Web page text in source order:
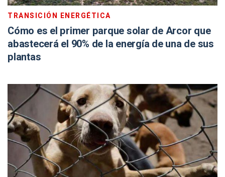
TRANSICIÓN ENERGÉTICA
Cómo es el primer parque solar de Arcor que
abastecerá el 90% de la energía de una de sus
plantas